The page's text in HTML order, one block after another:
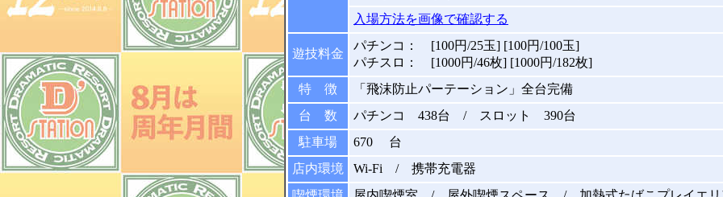
入場方法を画像で確認する
遊技料金
パチンコ： [100円/25玉] [100円/100玉]
パチスロ： [1000円/46枚] [1000円/182枚]
特 徴
「飛沫防止パーテーション」全台完備
台 数
パチンコ 438台 / スロット 390台
駐車場
670 台
店内環境
Wi-Fi / 携帯充電器